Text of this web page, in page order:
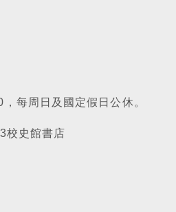
每周日及國定假日公休。
校史館書店